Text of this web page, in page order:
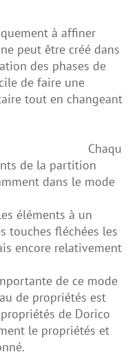
à affiner
peut être créé dans
des phases de
de faire une
tout en changeant
Chaqu
de la partition
dans le mode
éléments à un
touches fléchées les
encore relativement
de ce mode
de propriétés est
de Dorico
le propriétés et